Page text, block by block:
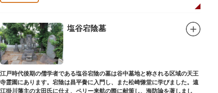
塩谷宕陰墓
江戸時代後期の儒学者である塩谷宕陰の墓は谷中墓地と称される区域の天王
寺霊園にあります。宕陰は昌平黌に入門し、また松崎慊堂に学びました。遠
江掛川藩主の太田氏に仕え、ペリー来航の際に献策し、海防論を著しまし